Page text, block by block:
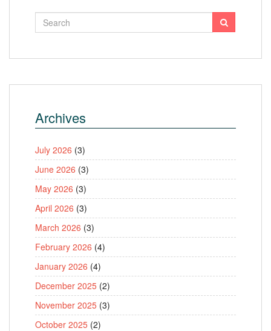
Archives
July 2026 (3)
June 2026 (3)
May 2026 (3)
April 2026 (3)
March 2026 (3)
February 2026 (4)
January 2026 (4)
December 2025 (2)
November 2025 (3)
October 2025 (2)